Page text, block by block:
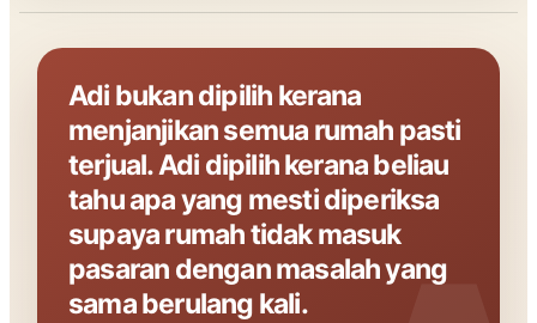
Adi bukan dipilih kerana
menjanjikan semua rumah pasti
terjual. Adi dipilih kerana beliau
tahu apa yang mesti diperiksa
supaya rumah tidak masuk
pasaran dengan masalah yang
sama berulang kali.